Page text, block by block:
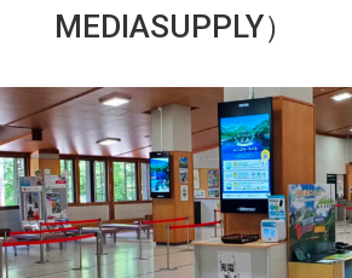
MEDIASUPPLY）